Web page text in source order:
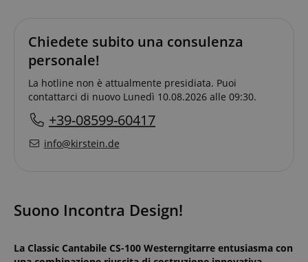
Chiedete subito una consulenza
personale!
La hotline non è attualmente presidiata. Puoi
contattarci di nuovo Lunedì 10.08.2026 alle 09:30.
+39-08599-60417
info@kirstein.de
Suono Incontra Design!
La Classic Cantabile CS-100 Westerngitarre entusiasma con